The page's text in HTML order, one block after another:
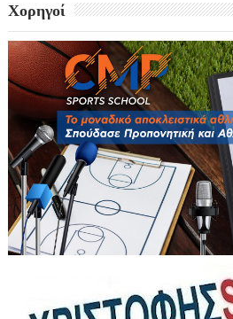
Χορηγοί